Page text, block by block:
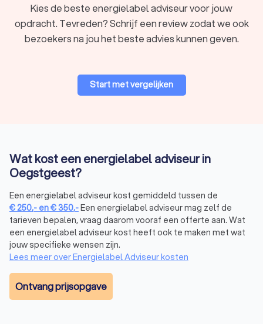
Kies de beste energielabel adviseur voor jouw
opdracht. Tevreden? Schrijf een review zodat we ook
bezoekers na jou het beste advies kunnen geven.
Start met vergelijken
Wat kost een energielabel adviseur in
Oegstgeest?
Een energielabel adviseur kost gemiddeld tussen de
€250,- en€350,-Een energielabel adviseur mag zelf de
tarieven bepalen, vraag daarom vooraf een offerte aan. Wat
een energielabel adviseur kost heeft ook te maken met wat
jouw specifieke wensen zijn.
Lees meer over Energielabel Adviseur kosten
Ontvang prijsopgave